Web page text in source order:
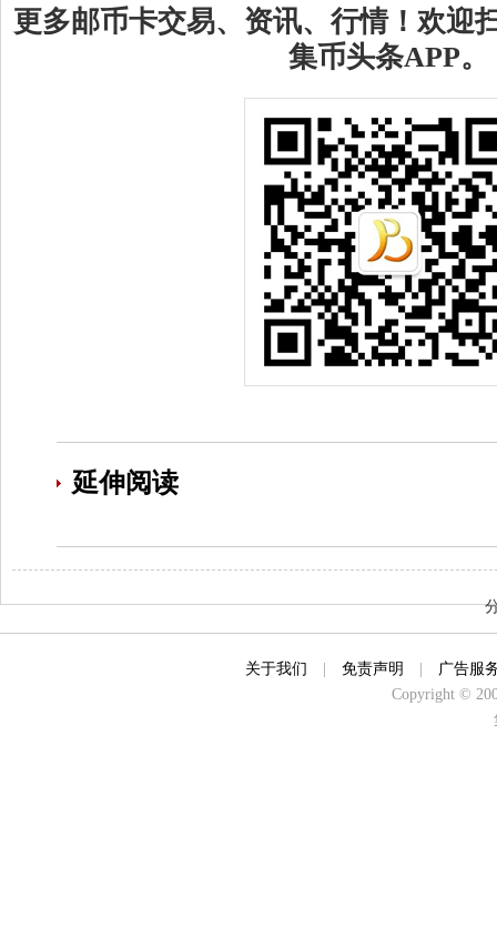
更多邮币卡交易、资讯、行情！欢迎
集币头条APP。
延伸阅读
关于我们 免责声明
广告服
Copyright ©